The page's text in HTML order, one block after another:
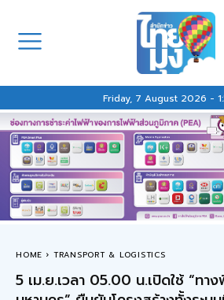
Friday, 7 August 2026 -
HOME TRANSPORT & LOGISTICS
5 เม.ย.เวลา 05.00 น.เปิดใช้ “ทา